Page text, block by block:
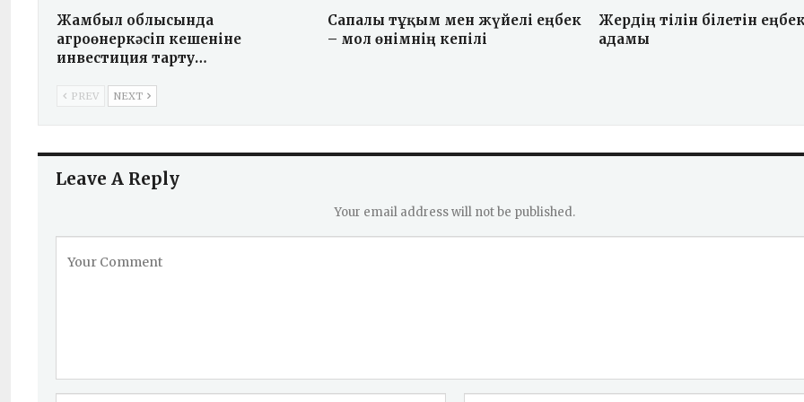
Жамбыл облысында
агроөнеркәсіп кешеніне
инвестиция тарту…
Сапалы тұқым мен жүйелі еңбек
– мол өнімнің кепілі
Жердің тілін білетін
адамы
PREV NEXT
Leave A Reply
Your email address will not be published.